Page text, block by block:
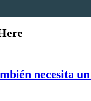
necesita